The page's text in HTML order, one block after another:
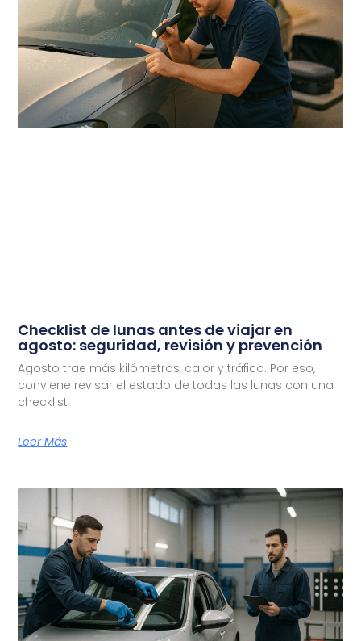
Checklist de lunas antes de viajar en
agosto: seguridad, revisión y prevención
Agosto trae más kilómetros, calor y tráfico. Por eso,
conviene revisar el estado de todas las lunas con una
checklist
Leer Más